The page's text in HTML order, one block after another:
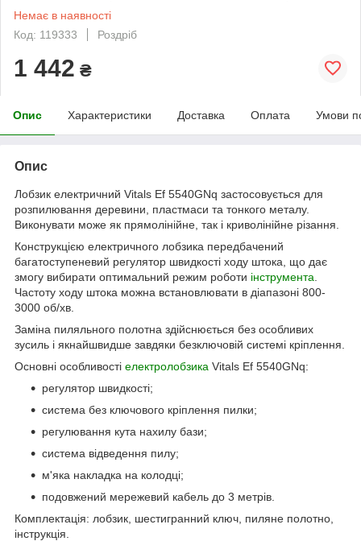
Немає в наявності
Код: 119333
Роздріб
1 442 ₴
Опис Характеристики Доставка Оплата Умови
Опис
Лобзик електричний Vitals Ef 5540GNq застосовується для
розпилювання деревини, пластмаси та тонкого металу.
Виконувати може як прямолінійне, так і криволінійне різання.
Конструкцією електричного лобзика передбачений
багатоступеневий регулятор швидкості ходу штока, що дає
змогу вибирати оптимальний режим роботи інструмента
Частоту ходу штока можна встановлювати в діапазоні 800-
3000 об/хв.
Заміна пиляльного полотна здійснюється без особливих
зусиль і якнайшвидше завдяки безключовій системі кріплення.
Основні особливості електролобзика Vitals Ef 5540GNq:
регулятор швидкості;
система без ключового кріплення пилки;
регулювання кута нахилу бази;
система відведення пилу;
м'яка накладка на колодці;
подовжений мережевий кабель до 3 метрів.
Комплектація: лобзик, шестигранний ключ, пиляне полотно,
інструкція.